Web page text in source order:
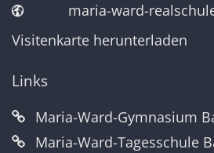
maria-ward-
Visitenkarte herunterladen
Links
Maria-Ward-Gymnasium
Maria-Ward-Tagesschule